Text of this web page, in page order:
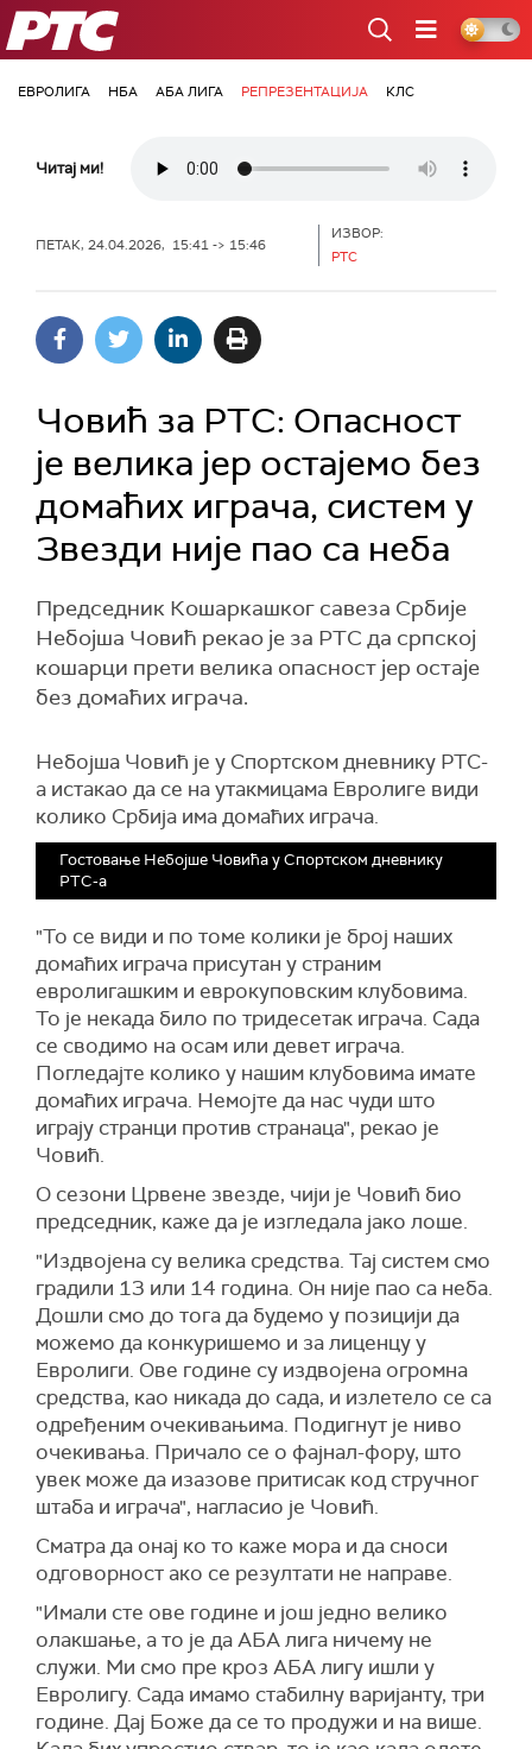
РТС
ЕВРОЛИГА НБА АБА ЛИГА РЕПРЕЗЕНТАЦИЈА КЛС
Читај ми!
ПЕТАК, 24.04.2026, 15:41 -> 15:46
ИЗВОР:
РТС
Човић за РТС: Опасност
је велика јер остајемо без
домаћих играча, систем у
Звезди није пао са неба
Председник Кошаркашког савеза Србије
Небојша Човић рекао је за РТС да српској
кошарци прети велика опасност јер остаје
без домаћих играча.
Небојша Човић је у Спортском дневнику РТС-
а истакао да се на утакмицама Евролиге види
колико Србија има домаћих играча.
Гостовање Небојше Човића у Спортском дневнику
РТС-а
"То се види и по томе колики је број наших
домаћих играча присутан у страним
евролигашким и еврокуповским клубовима.
То је некада било по тридесетак играча. Сада
се сводимо на осам или девет играча.
Погледајте колико у нашим клубовима имате
домаћих играча. Немојте да нас чуди што
играју странци против странаца", рекао је
Човић.
О сезони Црвене звезде, чији је Човић био
председник, каже да је изгледала јако лоше.
"Издвојена су велика средства. Тај систем смо
градили 13 или 14 година. Он није пао са неба.
Дошли смо до тога да будемо у позицији да
можемо да конкуришемо и за лиценцу у
Евролиги. Ове године су издвојена огромна
средства, као никада до сада, и излетело се са
одређеним очекивањима. Подигнут је ниво
очекивања. Причало се о фајнал-фору, што
увек може да изазове притисак код стручног
штаба и играча", нагласио је Човић.
Сматра да онај ко то каже мора и да сноси
одговорност ако се резултати не направе.
"Имали сте ове године и још једно велико
олакшање, а то је да АБА лига ничему не
служи. Ми смо пре кроз АБА лигу ишли у
Евролигу. Сада имамо стабилну варијанту, три
године. Дај Боже да се то продужи и на више.